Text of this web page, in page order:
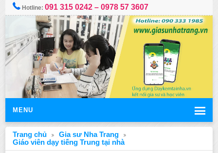
Hotline:091 315 0242 – 0978 57 3607
MENU
Trang chủ
Gia sư Nha Trang
Giáo viên dạy tiếng Trung tại nhà